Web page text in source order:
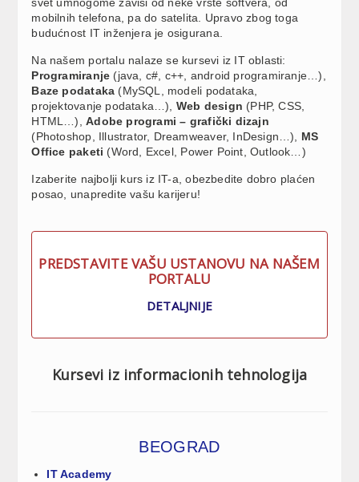
mobilnih telefona, pa do satelita. Upravo zbog toga
budućnost IT inženjera je osigurana.
Na našem portalu nalaze se kursevi iz IT oblasti:
Programiranje (java, c#, c++, android programiranje…),
Baze podataka (MySQL, modeli podataka,
projektovanje podataka…), Web design (PHP, CSS,
HTML…),Adobe programi – grafički dizajn
(Photoshop, Illustrator, Dreamweaver, InDesign…), MS
Office paketi (Word, Excel, Power Point, Outlook…)
Izaberite najbolji kurs iz IT-a, obezbedite dobro plaćen
posao, unapredite vašu karijeru!
PREDSTAVITE VAŠU USTANOVU NA NAŠEM
PORTALU
DETALJNIJE
Kursevi iz informacionih tehnologija
BEOGRAD
IT Academy